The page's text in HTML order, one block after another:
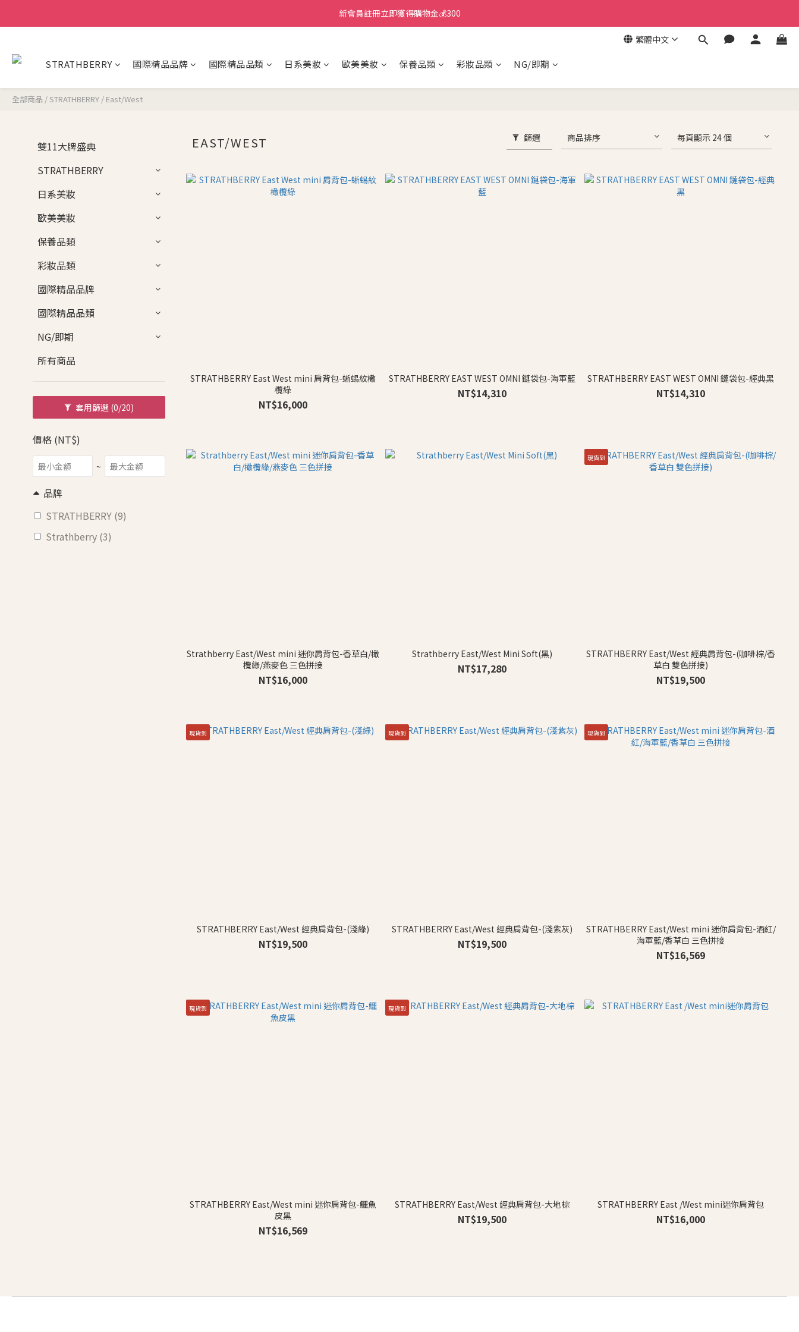
新會員註冊立即獲得購物金💰300
繁體中文
STRATHBERRY 國際精品品牌 國際精品品類 日系美妝 歐美美妝 保養品類 彩妝品類 NG/即期
全部商品 /STRATHBERRY / East/West
雙11大牌盛典
STRATHBERRY
日系美妝
歐美美妝
保養品類
彩妝品類
國際精品品牌
國際精品品類
NG/即期
所有商品
套用篩選 (0/20)
價格 (NT$)
~
品牌
STRATHBERRY (9)
Strathberry (3)
EAST/WEST 篩選 商品排序 每頁顯示 24 個
STRATHBERRY East West mini 肩背包-蜥蜴紋橄
欖綠
NT$16,000
STRATHBERRY EAST WEST OMNI 鏈袋包-海軍藍
NT$14,310
STRATHBERRY EAST WEST OMNI 鏈袋包-經典黑
NT$14,310
Strathberry East/West mini 迷你肩背包-香草白/橄
欖綠/燕麥色 三色拼接
NT$16,000
Strathberry East/West Mini Soft(黑)
NT$17,280
現貨到
STRATHBERRY East/West 經典肩背包-(咖啡棕/香
草白 雙色拼接)
NT$19,500
現貨到
STRATHBERRY East/West 經典肩背包-(淺綠)
NT$19,500
現貨到
STRATHBERRY East/West 經典肩背包-(淺紫灰)
NT$19,500
現貨到
STRATHBERRY East/West mini 迷你肩背包-酒紅/
海軍藍/香草白 三色拼接
NT$16,569
現貨到
STRATHBERRY East/West mini 迷你肩背包-鱷魚
皮黑
NT$16,569
現貨到
STRATHBERRY East/West 經典肩背包-大地棕
NT$19,500
STRATHBERRY East /West mini迷你肩背包
NT$16,000